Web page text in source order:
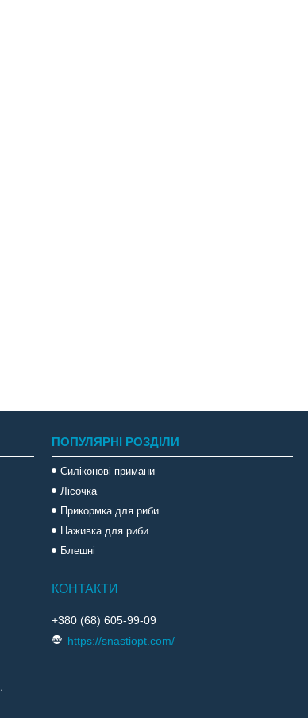
ПОПУЛЯРНІ РОЗДІЛИ
Силіконові примани
Лісочка
Прикормка для риби
Наживка для риби
Блешні
+380 (68) 605-99-09
https://snastiopt.com/